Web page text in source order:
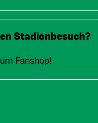
Stadionbesuch?
Fanshop!